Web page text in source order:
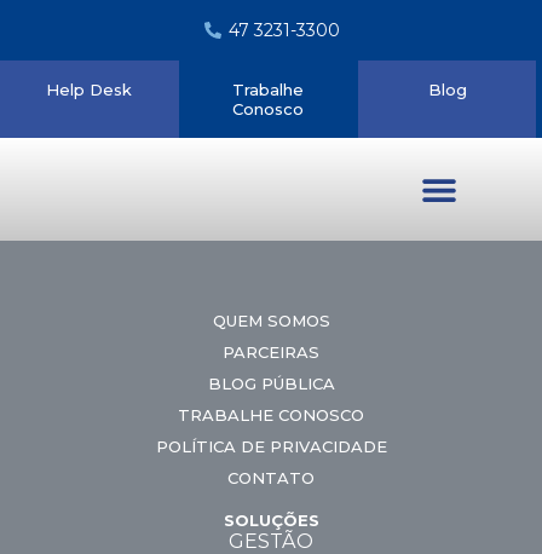
47 3231-3300
Help Desk
Trabalhe
Conosco
Blog
QUEM SOMOS
PARCEIRAS
BLOG PÚBLICA
TRABALHE CONOSCO
POLÍTICA DE PRIVACIDADE
CONTATO
SOLUÇÕES
GESTÃO